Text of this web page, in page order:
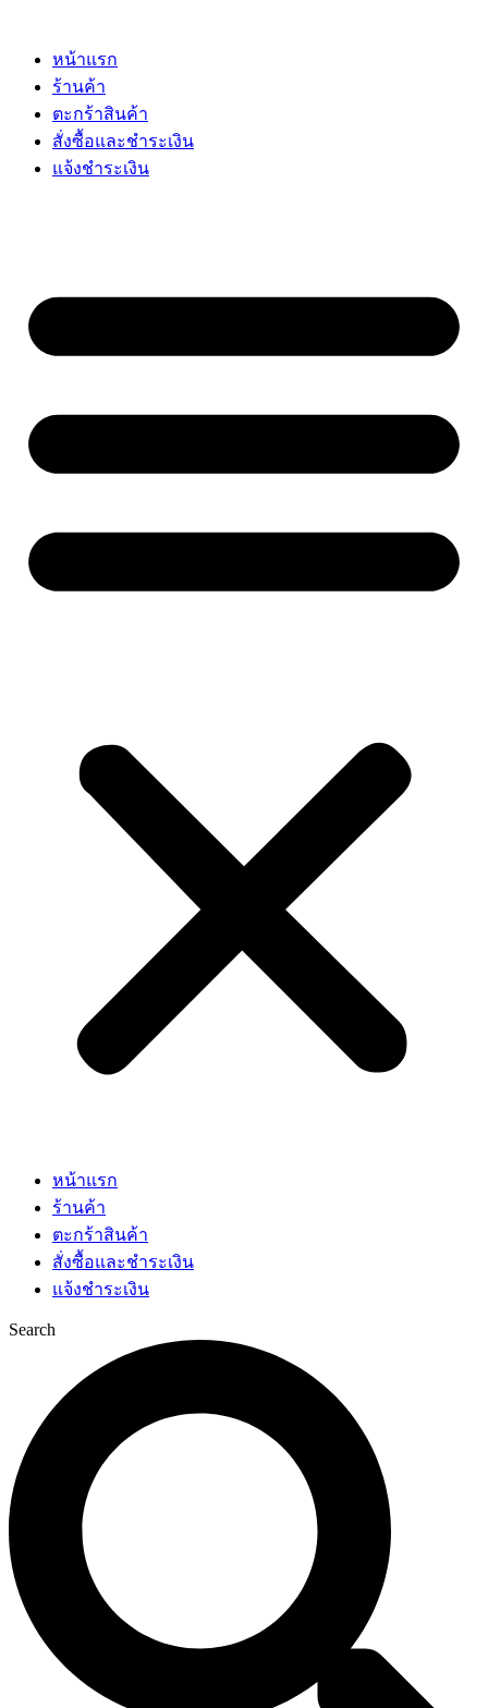
contentหน้าแรก
ร้านค้า
ตะกร้าสินค้า
สั่งซื้อและชำระเงิน
แจ้งชำระเงิน
หน้าแรก
ร้านค้า
ตะกร้าสินค้า
สั่งซื้อและชำระเงิน
แจ้งชำระเงิน
Search